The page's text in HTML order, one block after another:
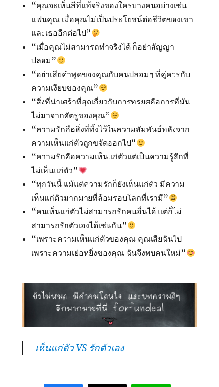
“คุณจะเห็นสีที่แท้จริงของใครบางคนอย่างเช่น
แฟนคุณ เมื่อคุณไม่เป็นประโยชน์ต่อชีวิตของเขา
และเธออีกต่อไป”
“เมื่อคุณไม่สามารถทำจริงได้ ก็อย่าสัญญา
ปลอม”
“อย่าเสียคำพูดของคุณกับคนปลอมๆ ที่คู่ควรกับ
ความเงียบของคุณ”
“สิ่งที่น่าเศร้าที่สุดเกี่ยวกับการทรยศคือการที่มัน
ไม่มาจากศัตรูของคุณ”
“ความรักคือสิ่งที่ทิ้งไว้ในความสัมพันธ์หลังจาก
ความเห็นแก่ตัวถูกขจัดออกไป”
“ความรักคือความเห็นแก่ตัวแต่เป็นความรู้สึกที่
ไม่เห็นแก่ตัว”
“ทุกวันนี้ แม้แต่ความรักก็ยังเห็นแก่ตัว มีความ
เห็นแก่ตัวมากมายที่ล้อมรอบโลกที่เรามี”
“คนเห็นแก่ตัวไม่สามารถรักคนอื่นได้ แต่ก็ไม่
สามารถรักตัวเองได้เช่นกัน”
“เพราะความเห็นแก่ตัวของคุณ คุณเสียฉันไป
เพราะความเย่อหยิ่งของคุณ ฉันจึงพบคนใหม่”
เห็นแก่ตัว VS รักตัวเอง